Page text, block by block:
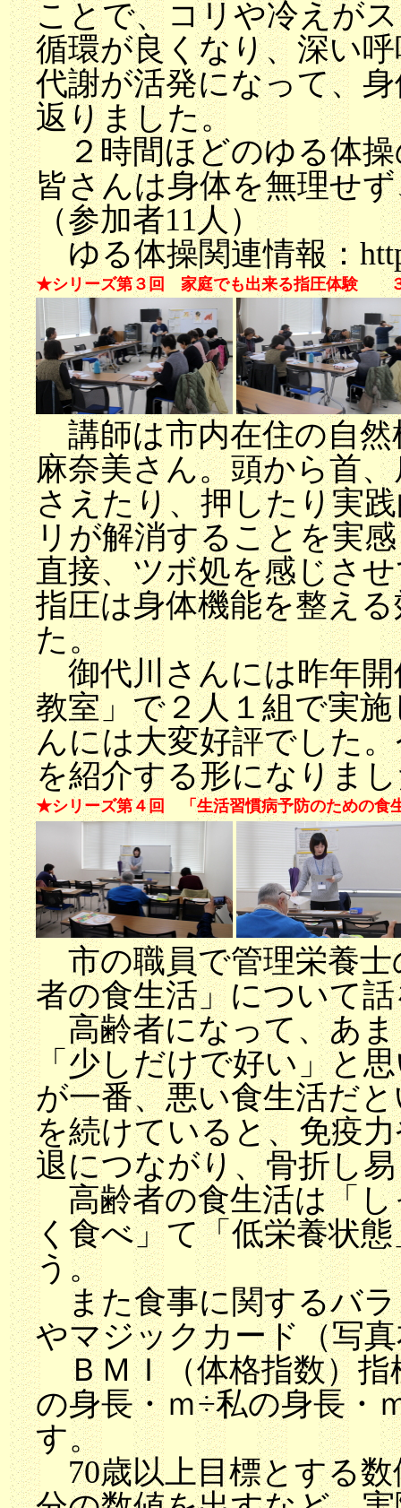
ことで、コリや冷えが
循環が良くなり、深い
代謝が活発になって、
返りました。
２時間ほどのゆる体操
皆さんは身体を無理せ
（参加者11人）
ゆる体操関連情報：
★シリーズ第３回 家庭でも出来る指圧体験 ３
講師は市内在住の自然
麻奈美さん。頭から首
さえたり、押したり実
リが解消することを実
直接、ツボ処を感じさ
指圧は身体機能を整え
た。
御代川さんには昨年開
教室」で２人１組で実
んには大変好評でした
を紹介する形になりま
★シリーズ第４回 「生活習慣病予防のための
市の職員で管理栄養士
者の食生活」について
高齢者になって、あま
「少しだけで好い」と
が一番、悪い食生活だ
を続けていると、免疫
退につながり、骨折し
高齢者の食生活は「し
く食べ」て「低栄養状
う。
また食事に関するバラ
やマジックカード（写
ＢＭＩ（体格指数）指
の身長・ｍ÷私の身長・
す。
70歳以上目標とする数